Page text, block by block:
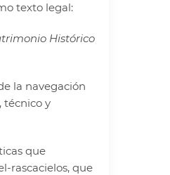
texto legal:
Histórico
la navegación
técnico y
que
rascacielos, que